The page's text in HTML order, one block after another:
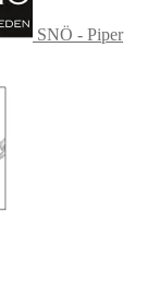
SNÖ - Piper